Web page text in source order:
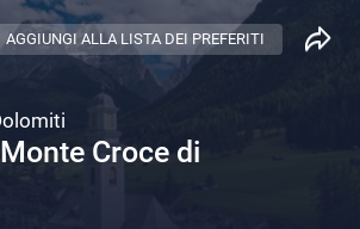
AGGIUNGI ALLA LISTA DEI PREFERITI
Croce di